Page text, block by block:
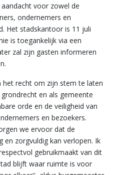
voor zowel de
ondernemers en
Het stadskantoor is 11 juli
is toegankelijk via een
zal zijn gasten informeren
het recht om zijn stem te laten
en als gemeente
orde en de veiligheid van
en bezoekers.
we ervoor dat de
en zorgvuldig kan verlopen. Ik
gebruikmaakt van dit
blijft waar ruimte is voor